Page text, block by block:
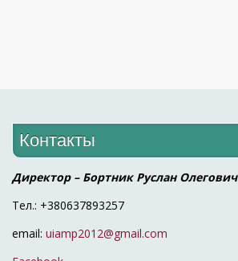
Контакты
Директор – Бортник Руслан Олегович
Тел.: +380637893257
email: uiamp2012@gmail.com